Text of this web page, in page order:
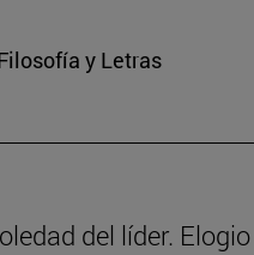
y Letras
del líder.